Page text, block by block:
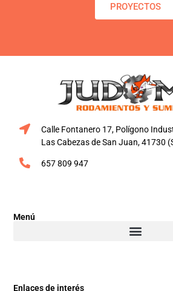
PROYECTOS
Calle Fontanero 17, Polígono
Las Cabezas de San Juan, 41730
657 809 947
Menú
Enlaces de interés